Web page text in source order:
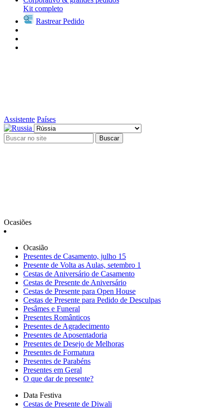
Kit completo
Rastrear Pedido
Assistente Países
Buscar
Ocasiões
Ocasião
Presentes de Casamento, julho 15
Presente de Volta as Aulas, setembro 1
Cestas de Aniversário de Casamento
Cestas de Presente de Aniversário
Cestas de Presente para Open House
Cestas de Presente para Pedido de Desculpas
Pesâmes e Funeral
Presentes Românticos
Presentes de Agradecimento
Presentes de Aposentadoria
Presentes de Desejo de Melhoras
Presentes de Formatura
Presentes de Parabéns
Presentes em Geral
O que dar de presente?
Data Festiva
Cestas de Presente de Diwali